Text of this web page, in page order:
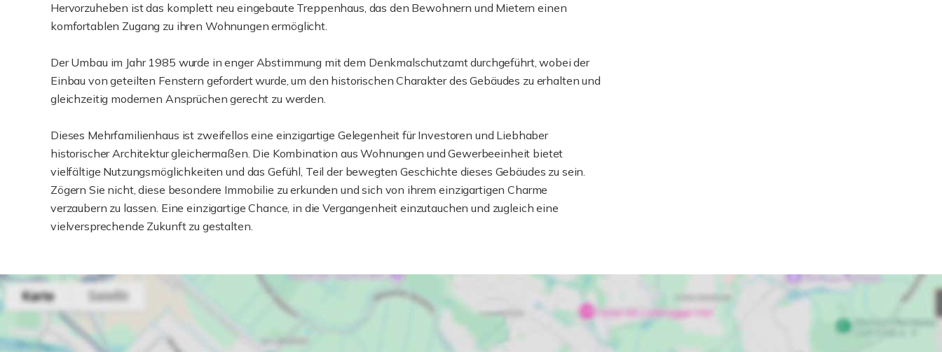
Hervorzuheben ist das komplett neu eingebaute Treppenhaus, das den Bewohnern und Mietern einen
komfortablen Zugang zu ihren Wohnungen ermöglicht.
Der Umbau im Jahr 1985 wurde in enger Abstimmung mit dem Denkmalschutzamt durchgeführt, wobei der
Einbau von geteilten Fenstern gefordert wurde, um den historischen Charakter des Gebäudes zu erhalten und
gleichzeitig modernen Ansprüchen gerecht zu werden.
Dieses Mehrfamilienhaus ist zweifellos eine einzigartige Gelegenheit für Investoren und Liebhaber
historischer Architektur gleichermaßen. Die Kombination aus Wohnungen und Gewerbeeinheit bietet
vielfältige Nutzungsmöglichkeiten und das Gefühl, Teil der bewegten Geschichte dieses Gebäudes zu sein.
Zögern Sie nicht, diese besondere Immobilie zu erkunden und sich von ihrem einzigartigen Charme
verzaubern zu lassen. Eine einzigartige Chance, in die Vergangenheit einzutauchen und zugleich eine
vielversprechende Zukunft zu gestalten.